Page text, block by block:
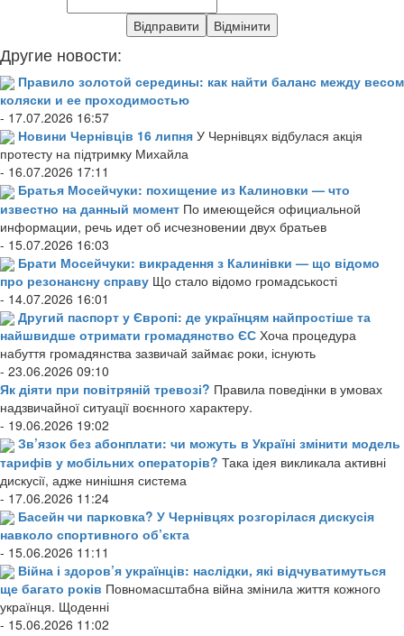
Другие новости:
Правило золотой середины: как найти баланс между весом
коляски и ее проходимостью
- 17.07.2026 16:57
Новини Чернівців 16 липня У Чернівцях відбулася акція
протесту на підтримку Михайла
- 16.07.2026 17:11
Братья Мосейчуки: похищение из Калиновки — что
известно на данный момент По имеющейся официальной
информации, речь идет об исчезновении двух братьев
- 15.07.2026 16:03
Брати Мосейчуки: викрадення з Калинівки — що відомо
про резонансну справу Що стало відомо громадськості
- 14.07.2026 16:01
Другий паспорт у Європі: де українцям найпростіше та
найшвидше отримати громадянство ЄС Хоча процедура
набуття громадянства зазвичай займає роки, існують
- 23.06.2026 09:10
Як діяти при повітряній тревозі? Правила поведінки в умовах
надзвичайної ситуації воєнного характеру.
- 19.06.2026 19:02
Зв’язок без абонплати: чи можуть в Україні змінити модель
тарифів у мобільних операторів? Така ідея викликала активні
дискусії, адже нинішня система
- 17.06.2026 11:24
Басейн чи парковка? У Чернівцях розгорілася дискусія
навколо спортивного об’єкта
- 15.06.2026 11:11
Війна і здоров’я українців: наслідки, які відчуватимуться
ще багато років Повномасштабна війна змінила життя кожного
українця. Щоденні
- 15.06.2026 11:02